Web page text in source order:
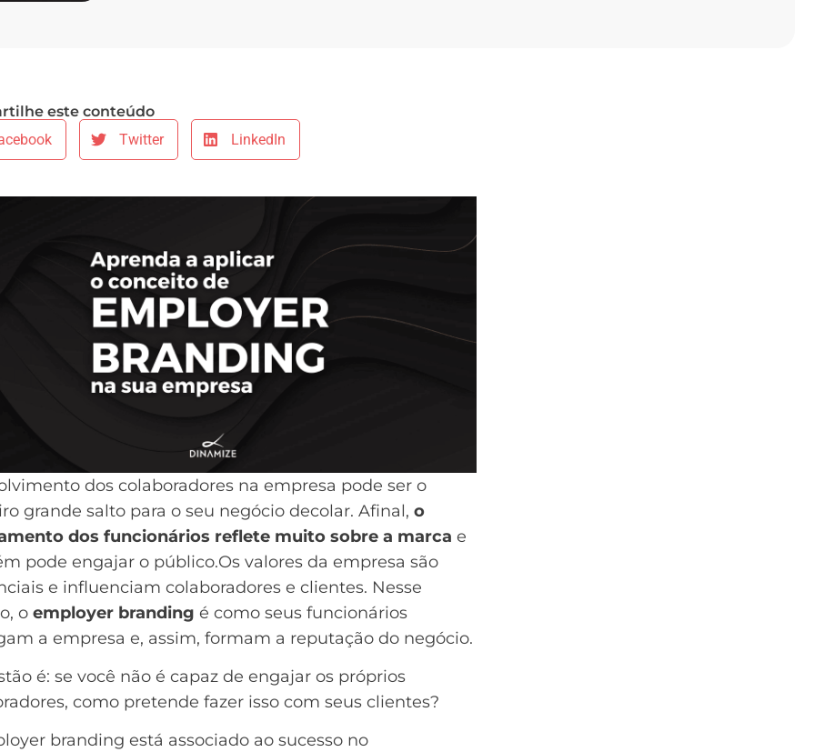
este conteúdo
Twitter LinkedIn
dos colaboradores na empresa pode ser o
grande salto para o seu negócio decolar. Afinal, o
dos funcionários reflete muito sobre a marca e
pode engajar o público.Os valores da empresa são
e influenciam colaboradores e clientes. Nesse
o employer branding é como seus funcionários
a empresa e, assim, formam a reputação do negócio.
é: se você não é capaz de engajar os próprios
como pretende fazer isso com seus clientes?
branding está associado ao sucesso no